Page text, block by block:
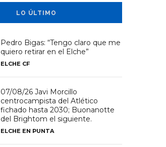
LO ÚLTIMO
Pedro Bigas: “Tengo claro que me
quiero retirar en el Elche”
ELCHE CF
07/08/26 Javi Morcillo
centrocampista del Atlético
fichado hasta 2030; Buonanotte
del Brightom el siguiente.
ELCHE EN PUNTA